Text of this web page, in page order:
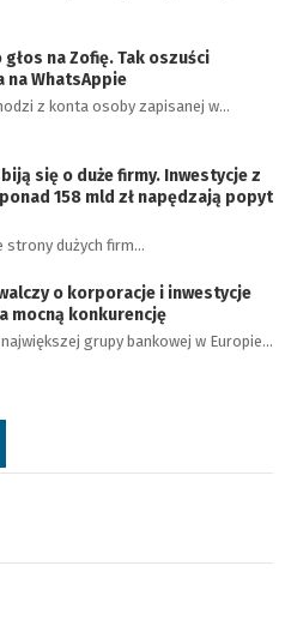
na Zofię. Tak oszuści
na WhatsAppie
z konta osoby zapisanej w…
się o duże firmy. Inwestycje z
158 mld zł napędzają popyt
strony dużych firm…
o korporacje i inwestycje
mocną konkurencję
grupy bankowej w Europie…